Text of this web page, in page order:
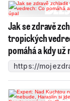
Jak se zdravě
tropických
pomáhá a kdy
https://